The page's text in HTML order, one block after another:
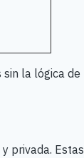
la lógica de
privada. Estas